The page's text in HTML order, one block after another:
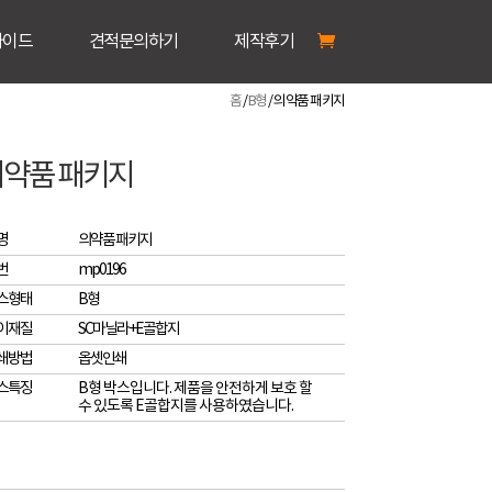
드 견적문의하기 제작후기
홈/B형/ 의약품 패키지
품 패키지
의약품 패키지
mp0196
형태
B형
재질
SC마닐라+E골합지
방법
옵셋인쇄
특징
B형 박스입니다. 제품을 안전하게 보호 할
수 있도록 E골합지를 사용하였습니다.